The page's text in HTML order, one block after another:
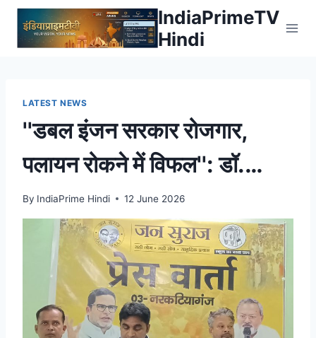
Skip
content
IndiaPrimeTV
Hindi
LATEST NEWS
''डबल इंजन सरकार रोजगार,
पलायन रोकने में विफल'': डॉ.
वसीउल्लाह ने बिहार सरकार पर
लगाए गंभीर आरोप – Dainik
Bhaskar
By IndiaPrime Hindi 12 June 2026